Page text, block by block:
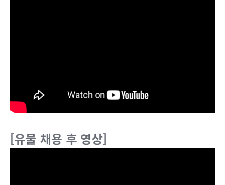
[유물 채용 후 영상]